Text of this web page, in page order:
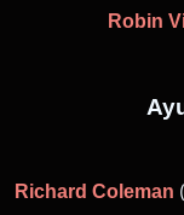
Robin
Richard Coleman